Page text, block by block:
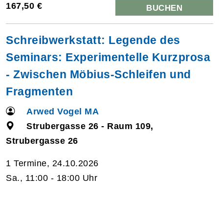
167,50 € BUCHEN
Schreibwerkstatt: Legende des
Seminars: Experimentelle Kurzprosa
- Zwischen Möbius-Schleifen und
Fragmenten
Arwed Vogel MA
Strubergasse 26 - Raum 109,
Strubergasse 26
1 Termine, 24.10.2026
Sa., 11:00 - 18:00 Uhr